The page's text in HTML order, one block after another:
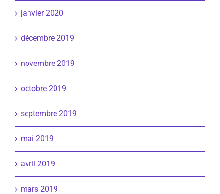
janvier 2020
décembre 2019
novembre 2019
octobre 2019
septembre 2019
mai 2019
avril 2019
mars 2019